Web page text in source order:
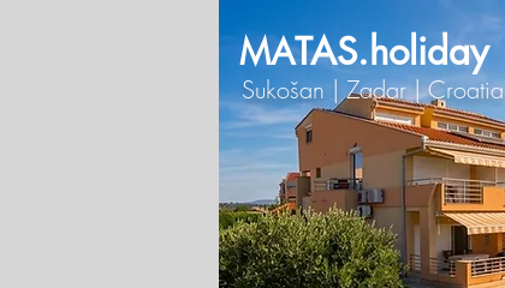
MATAS.holiday
Sukošan | Zadar | Croatia